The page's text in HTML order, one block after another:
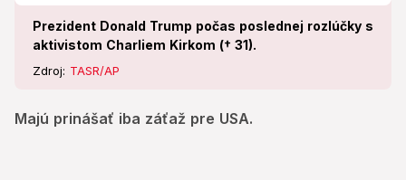
Prezident Donald Trump počas poslednej rozlúčky s
aktivistom Charliem Kirkom († 31).
Zdroj: TASR/AP
Majú prinášať iba záťaž pre USA.